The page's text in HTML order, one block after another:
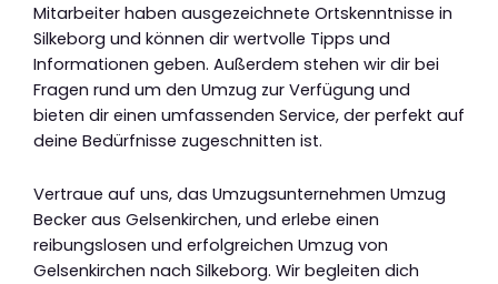
Mitarbeiter haben ausgezeichnete Ortskenntnisse in
Silkeborg und können dir wertvolle Tipps und
Informationen geben. Außerdem stehen wir dir bei
Fragen rund um den Umzug zur Verfügung und
bieten dir einen umfassenden Service, der perfekt auf
deine Bedürfnisse zugeschnitten ist.
Vertraue auf uns, das Umzugsunternehmen Umzug
Becker aus Gelsenkirchen, und erlebe einen
reibungslosen und erfolgreichen Umzug von
Gelsenkirchen nach Silkeborg. Wir begleiten dich